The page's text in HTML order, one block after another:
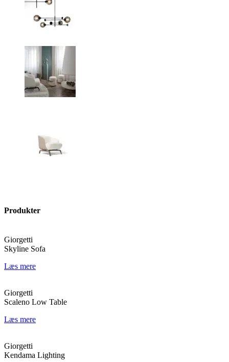
Produkter
Giorgetti
Skyline Sofa
Læs mere
Giorgetti
Scaleno Low Table
Læs mere
Giorgetti
Kendama Lighting